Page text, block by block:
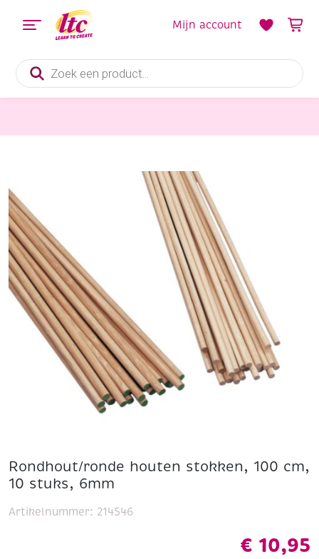
Producten
zoeken
Mijn account
Rondhout/ronde houten stokken, 100 cm,
10 stuks, 6mm
€ 10,95
Artikelnummer: 214546